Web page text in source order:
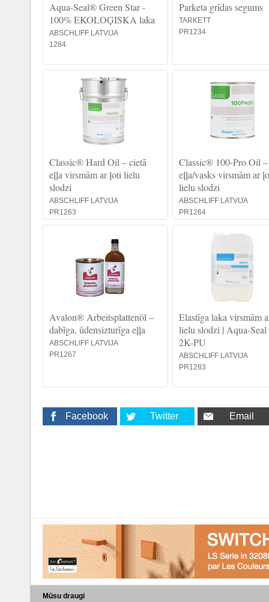
Aqua-Seal® Green Star -
100% EKOLOĢISKA laka
ABSCHLIFF LATVIJA
1284
Parketa grīdas segums
TARKETT
PR1234
Classic® Hard Oil – cietā
eļļa virsmām ar ļoti lielu
slodzi
ABSCHLIFF LATVIJA
PR1263
Classic® 100-Pro Oil –
eļļa/vasks virsmām ar
lielu slodzi
ABSCHLIFF LATVIJA
PR1264
Avalon® Arbeitsplattenöl –
dabīga, ūdensizturīga eļļa
ABSCHLIFF LATVIJA
PR1267
Elastīga laka virsmām
lielu slodzi | Aqua-
2K-PU
ABSCHLIFF LATVIJA
PR1283
Facebook Twitter Email
Mūsu draugi